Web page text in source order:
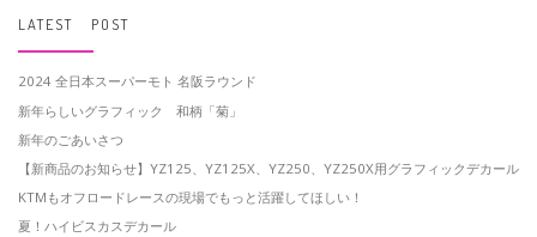
LATEST POST
2024 全日本スーパーモト 名阪ラウンド
新年らしいグラフィック 和柄「菊」
新年のごあいさつ
【新商品のお知らせ】YZ125、YZ125X、YZ250、YZ250X用グラフィックデカール
KTMもオフロードレースの現場でもっと活躍してほしい！
夏！ハイビスカスデカール